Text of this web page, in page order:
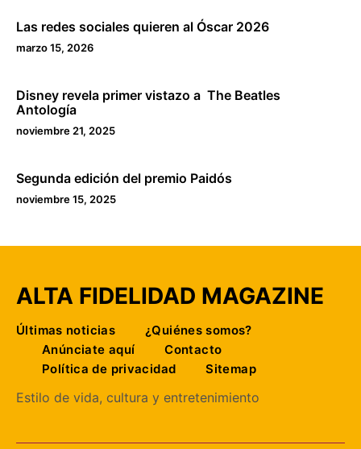
Las redes sociales quieren al Óscar 2026
marzo 15, 2026
Disney revela primer vistazo a The Beatles
Antología
noviembre 21, 2025
Segunda edición del premio Paidós
noviembre 15, 2025
ALTA FIDELIDAD MAGAZINE
Últimas noticias
¿Quiénes somos?
Anúnciate aquí
Contacto
Política de privacidad
Sitemap
Estilo de vida, cultura y entretenimiento